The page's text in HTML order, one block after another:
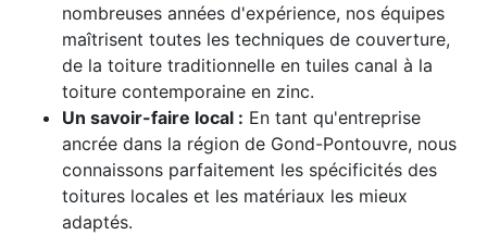
nombreuses années d'expérience, nos équipes
maîtrisent toutes les techniques de couverture,
de la toiture traditionnelle en tuiles canal à la
toiture contemporaine en zinc.
Un savoir-faire local : En tant qu'entreprise
ancrée dans la région de Gond-Pontouvre, nous
connaissons parfaitement les spécificités des
toitures locales et les matériaux les mieux
adaptés.